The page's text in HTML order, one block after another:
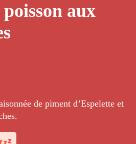
aux
de piment d’Espelette et